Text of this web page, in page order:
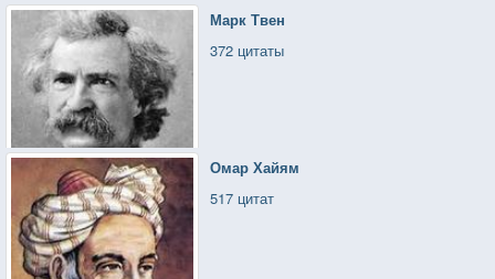
Марк Твен
372 цитаты
Омар Хайям
517 цитат